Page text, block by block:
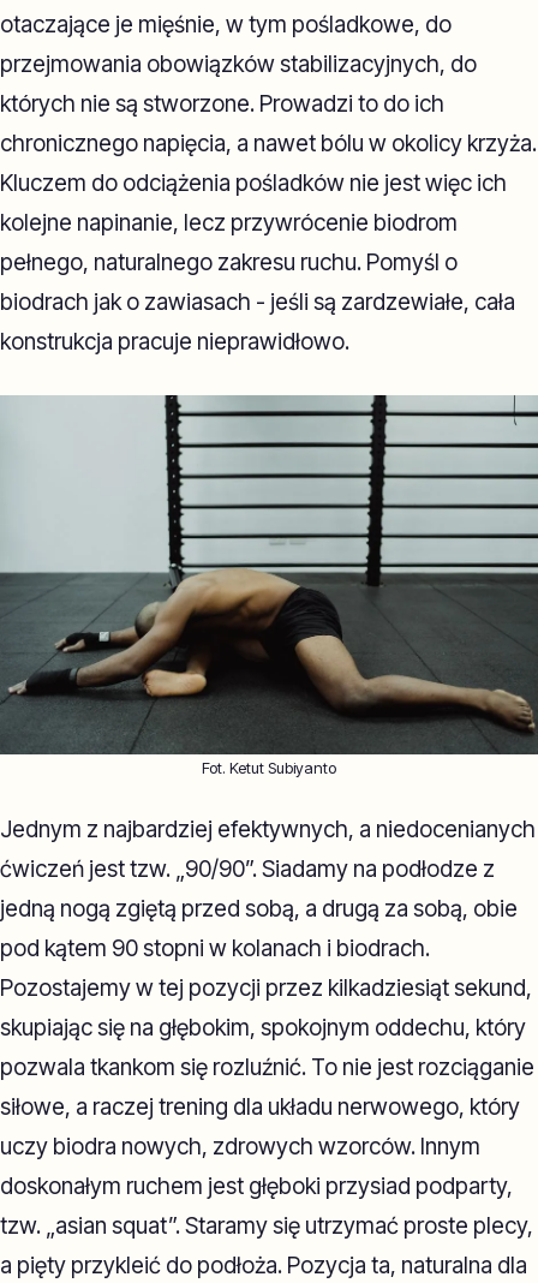
otaczające je mięśnie, w tym pośladkowe, do
przejmowania obowiązków stabilizacyjnych, do
których nie są stworzone. Prowadzi to do ich
chronicznego napięcia, a nawet bólu w okolicy krzyża.
Kluczem do odciążenia pośladków nie jest więc ich
kolejne napinanie, lecz przywrócenie biodrom
pełnego, naturalnego zakresu ruchu. Pomyśl o
biodrach jak o zawiasach - jeśli są zardzewiałe, cała
konstrukcja pracuje nieprawidłowo.
Fot. Ketut Subiyanto
Jednym z najbardziej efektywnych, a niedocenianych
ćwiczeń jest tzw. „90/90”. Siadamy na podłodze z
jedną nogą zgiętą przed sobą, a drugą za sobą, obie
pod kątem 90 stopni w kolanach i biodrach.
Pozostajemy w tej pozycji przez kilkadziesiąt sekund,
skupiając się na głębokim, spokojnym oddechu, który
pozwala tkankom się rozluźnić. To nie jest rozciąganie
siłowe, a raczej trening dla układu nerwowego, który
uczy biodra nowych, zdrowych wzorców. Innym
doskonałym ruchem jest głęboki przysiad podparty,
tzw. „asian squat”. Staramy się utrzymać proste plecy,
a pięty przykleić do podłoża. Pozycja ta, naturalna dla